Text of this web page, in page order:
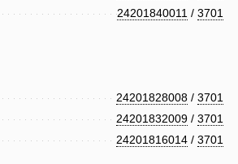
24201840011 / 3701
24201828008 / 3701
24201832009 / 3701
24201816014 / 3701